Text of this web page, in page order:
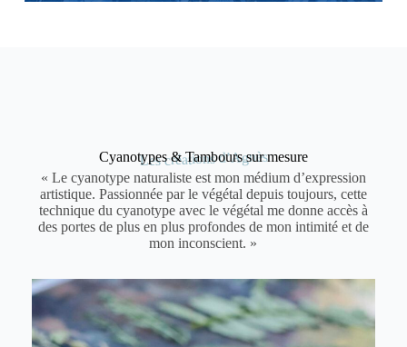
Les créations d’Agnès
Cyanotypes & Tambours sur mesure
« Le cyanotype naturaliste est mon médium d’expression
artistique. Passionnée par le végétal depuis toujours, cette
technique du cyanotype avec le végétal me donne accès à
des portes de plus en plus profondes de mon intimité et de
mon inconscient. »